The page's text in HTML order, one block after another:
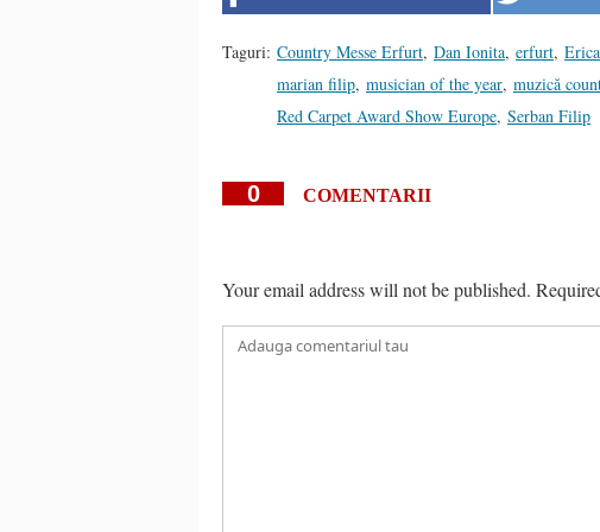
Taguri: Country Messe Erfurt, Dan Ionita, erfurt,
marian filip, musician of the year, muzică
Red Carpet Award Show Europe, Serban Filip
0 COMENTARII
Your email address will not be published.